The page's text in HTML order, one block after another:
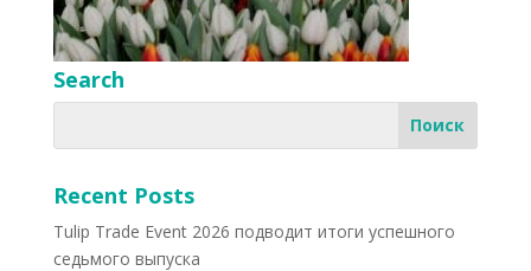
Search
Recent Posts
Tulip Trade Event 2026 подводит итоги успешного
седьмого выпуска